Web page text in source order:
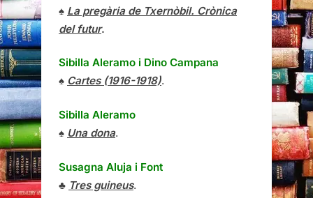
♠ La pregària de Txernòbil. Crònica
del futur.
Sibilla Aleramo i Dino Campana
♠ Cartes (1916-1918).
Sibilla Aleramo
♠ Una dona.
Susagna Aluja i Font
♣ Tres guineus.